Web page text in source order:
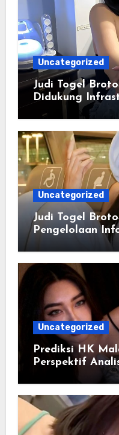
Uncategorized
Judi Togel
Didukung
Uncategorized
Judi Togel
Pengelolaan
Uncategorized
Prediksi HK
Perspektif